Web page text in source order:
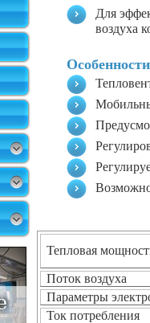
Для
воздуха
Тепловая
Поток воздуха
Параметры
Ток потребления